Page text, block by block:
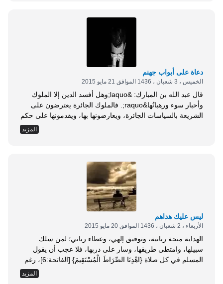
دعاة على أبواب جهنم
الخميس ، 3 شعبان ، 1436 الموافق 21 مايو 2015
قال عبد الله بن المبارك: &laquo;وهل أفسد الدين إلا الملوك
وأحبار سوء ورهبانُها&raquo;. فالملوك الجائرة يعترضون على
الشريعة بالسياسات الجائرة، ويعارضونها بها، ويقدمونها على حكم
الله ورسوله، وأحبار السوء هم العلماء الخارجون عن الشريعة
بآرائهم وأقيستهم الفاسدة، المتضمنة تحليل ما حرم الله ورسوله،
المزيد
ليس عليك هداهم
الأربعاء ، 2 شعبان ، 1436 الموافق 20 مايو 2015
الهداية منحة ربانية، وتوفيق إلهي، وعطاء رباني؛ لمن سلك
سبيلها، وامتطى طريقها، وسار على دربها، فلا عجب أن يقول
المسلم في كل صلاة {اهْدِنَا الصِّرَاطَ الْمُسْتَقِيمَ} [الفاتحة:6]، رغم
أنه في صلاة وعبادة؛ ومع ذلك يرجو الهداية، ويسأل الله بها؛ لأنه
المزيد